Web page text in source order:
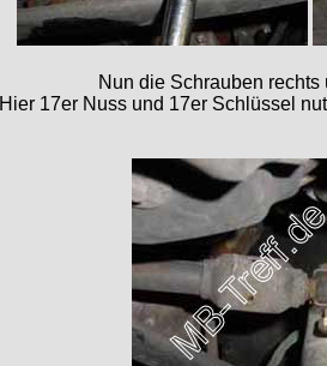
Nun die Schrauben
Hier 17er Nuss und 17er Schlüssel